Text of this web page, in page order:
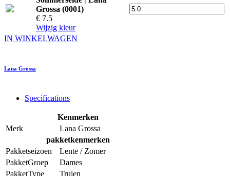
Grossa (0001)
€ 7.5
Wijzig kleur
IN WINKELWAGEN
Lana Grossa
Specifications
Kenmerken
Merk
Lana Grossa
pakketkenmerken
Pakketseizoen
Lente / Zomer
PakketGroep
Dames
PakketType
Truien